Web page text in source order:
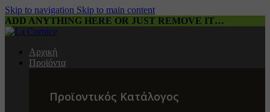
Skip to navigation Skip to main content
ADD ANYTHING HERE OR JUST REMOVE IT…
Αρχική
Προϊόντα
Προϊοντικός Κατάλογος